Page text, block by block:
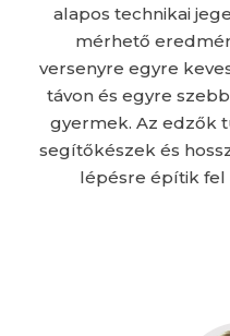
alapos technikai
mérhető
versenyre egyre
távon és egyre
gyermek. Az edzők
segítőkészek és
lépésre építik fel